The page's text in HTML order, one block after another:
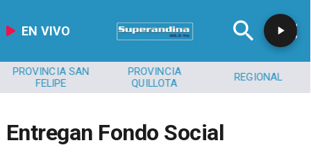
EN VIVO
PROVINCIA SAN
FELIPE
PROVINCIA
QUILLOTA
REGIONAL
​Entregan Fondo Social